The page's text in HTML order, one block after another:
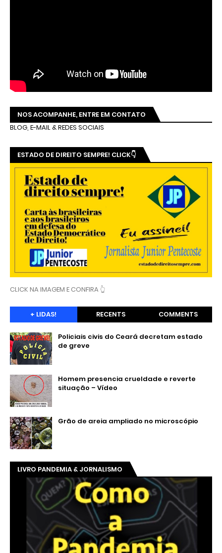
NOS ACOMPANHE, ENTRE EM CONTATO
BLOG, E-MAIL & REDES SOCIAIS
ESTADO DE DIREITO SEMPRE! CLICK👇
CLICK NA IMAGEM E CONFIRA 👆
+ LIDAS! RECENTS COMMENTS
Policiais civis do Ceará decretam estado
de greve
Homem presencia crueldade e reverte
situação – Vídeo
Grão de areia ampliado no microscópio
LIVRO PANDEMIA & JORNALISMO